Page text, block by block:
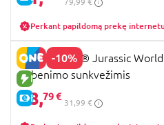
Perkant papildomą prekę internetu
-10%
NAUJA PREKĖ
E-KAINA
77978 LEGO® Jurassic
gabenimo sunkvežimis
28,79 €
31,99 €